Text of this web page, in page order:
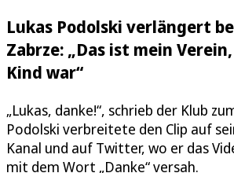
Lukas Podolski verlängert
Zabrze: „Das ist mein
Kind war“
„Lukas, danke!“, schrieb der Klub
Podolski verbreitete den Clip auf
Kanal und auf Twitter, wo er das
mit dem Wort „Danke“ versah.